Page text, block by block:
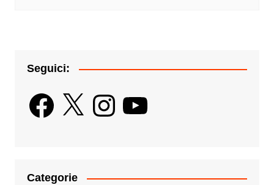
Seguici:
Facebook
X InstagramYouTube
Categorie